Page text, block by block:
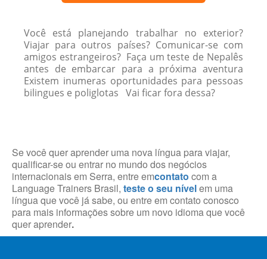
Você está planejando trabalhar no exterior?
Viajar para outros países? Comunicar-se com
amigos estrangeiros? Faça um teste de Nepalês
antes de embarcar para a próxima aventura
Existem inumeras oportunidades para pessoas
bilingues e poliglotas Vai ficar fora dessa?
Se você quer aprender uma nova língua para viajar,
qualificar-se ou entrar no mundo dos negócios
internacionais em Serra, entre emcontato com a
Language Trainers Brasil, teste o seu nívelem uma
língua que você já sabe, ou entre em contato conosco
para mais informações sobre um novo idioma que você
quer aprender.